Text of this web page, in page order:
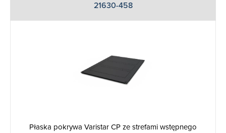
21630-458
Płaska pokrywa Varistar CP ze strefami wstępnego